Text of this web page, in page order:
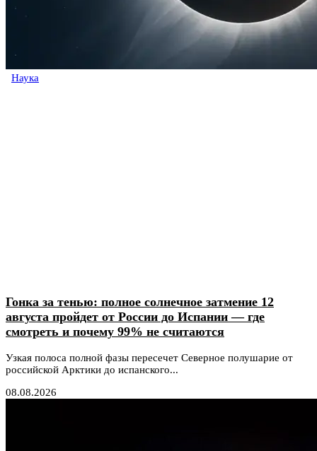
Наука
Гонка за тенью: полное солнечное затмение 12
августа пройдет от России до Испании — где
смотреть и почему 99% не считаются
Узкая полоса полной фазы пересечет Северное полушарие от
российской Арктики до испанского...
08.08.2026